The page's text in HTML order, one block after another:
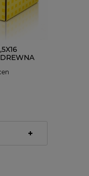
21,95 zł
+